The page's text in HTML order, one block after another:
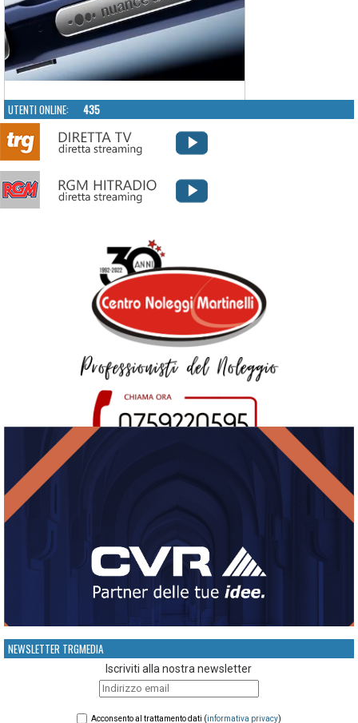
UTENTI ONLINE: 435
NEWSLETTER TRGMEDIA
Iscriviti alla nostra newsletter
Acconsento al trattamento dati (informativa privacy)